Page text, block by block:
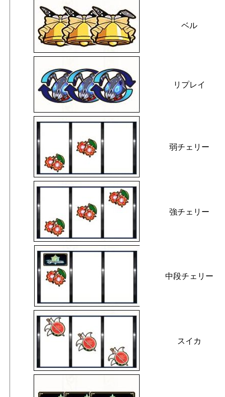
ベル
リプレイ
弱チェリー
強チェリー
中段チェリー
スイカ